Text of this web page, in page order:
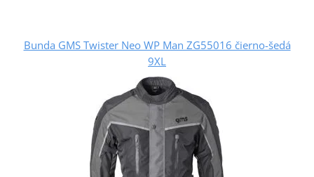
Bunda GMS Twister Neo WP Man ZG55016 čierno-šedá
9XL